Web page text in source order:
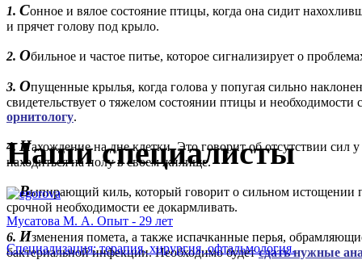
1. Сонное и вялое состояние птицы, когда она сидит
и прячет голову под крыло.
2. Обильное и частое питье, которое сигнализирует о
3. Опущенные крылья, когда голова у попугая сильно
свидетельствует о тяжелом состоянии птицы и
орнитологу.
4. Нахождение на дне клетки. Это говорит об отсутствии сил
находиться на полу в своем жилище.
5. Выпирающий киль, который говорит о сильном истощении
срочной необходимости ее докармливать.
6. Изменения помета, а также испачканные перья,
бактериальной инфекции. Необходимо будетсдать нужные
Наши специалисты
Мусатова М. А. Опыт - 29 лет
Специализация: терапия, хирургия, офтальмология.